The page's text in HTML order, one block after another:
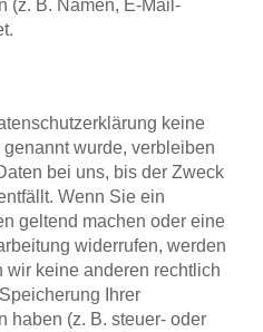
(z. B. Namen, E-Mail-
keine
wurde, verbleiben
bei uns, bis der Zweck
Wenn Sie ein
geltend machen oder eine
widerrufen, werden
wir keine anderen rechtlich
Ihrer
haben (z. B. steuer- oder